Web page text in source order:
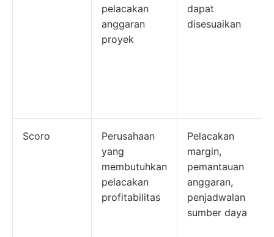
pelacakan
anggaran
proyek
dapat
disesuaikan
Scoro
Perusahaan
yang
membutuhkan
pelacakan
profitabilitas
Pelacakan
margin,
pemantauan
anggaran,
penjadwalan
sumber daya